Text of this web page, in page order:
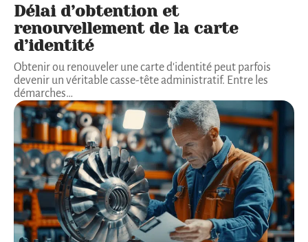
Délai d’obtention et
renouvellement de la carte
d’identité
Obtenir ou renouveler une carte d'identité peut parfois
devenir un véritable casse-tête administratif. Entre les
démarches…